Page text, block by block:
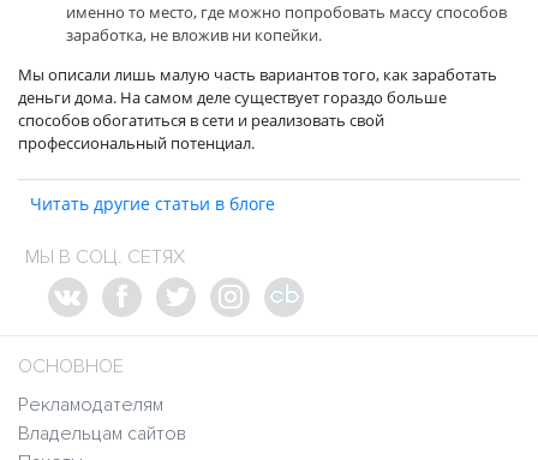
именно то место, где можно попробовать массу способов
заработка, не вложив ни копейки.
Мы описали лишь малую часть вариантов того, как заработать
деньги дома. На самом деле существует гораздо больше
способов обогатиться в сети и реализовать свой
профессиональный потенциал.
Читать другие статьи в блоге
МЫ В СОЦ. СЕТЯХ
ОСНОВНОЕ
Рекламодателям
Владельцам сайтов